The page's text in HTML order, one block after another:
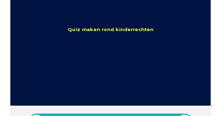
Quiz maken rond kinderrechten